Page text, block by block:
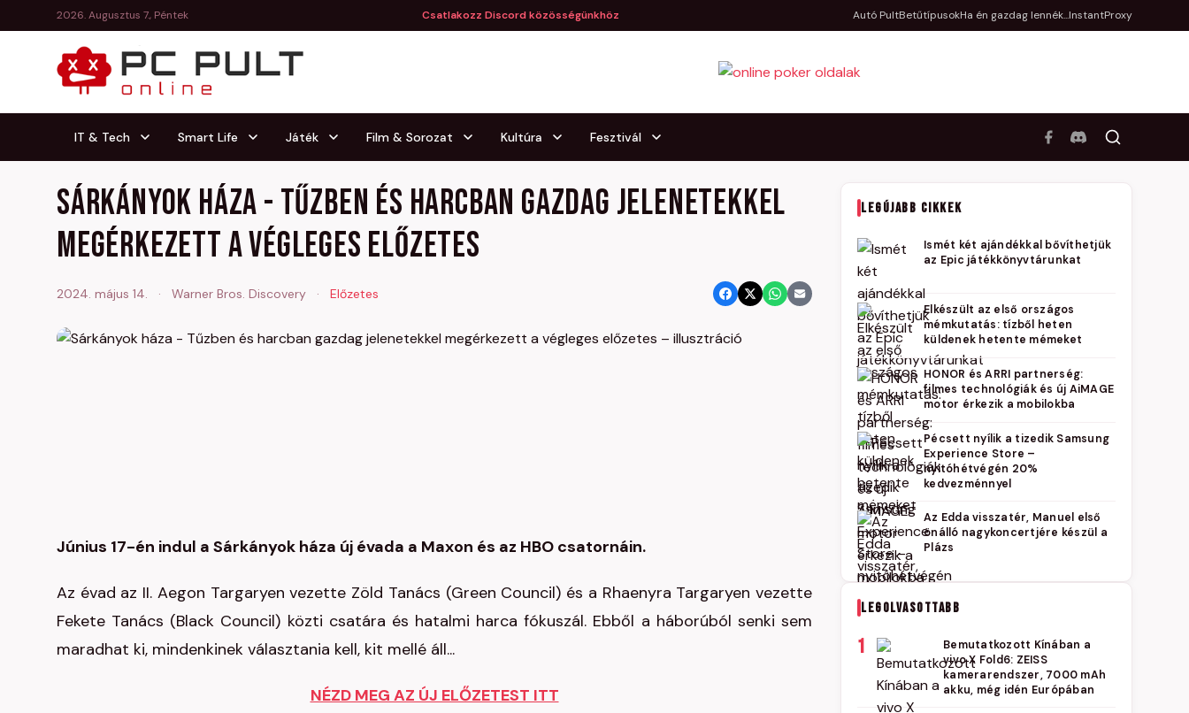
2026. Augusztus 7., Péntek Csatlakozz Discord közösségünkhöz Autó PultBetűtípusokHa én gazdag lennék...InstantProxy
IT & Tech Smart Life Játék Film & Sorozat Kultúra Fesztivál
Sárkányok háza - Tűzben és harcban gazdag jelenetekkel
megérkezett a végleges előzetes
2024. május 14. · Warner Bros. Discovery · Előzetes
Június 17-én indul a Sárkányok háza új évada a Maxon és az HBO csatornáin.
Az évad az II. Aegon Targaryen vezette Zöld Tanács (Green Council) és a Rhaenyra Targaryen vezette
Fekete Tanács (Black Council) közti csatára és hatalmi harca fókuszál. Ebből a háborúból senki sem
maradhat ki, mindenkinek választania kell, kit mellé áll...
NÉZD MEG AZ ÚJ ELŐZETEST ITT
LEGÚJABB CIKKEK
Ismét két ajándékkal bővíthetjük
az Epic játékkönyvtárunkat
Elkészült az első országos
mémkutatás: tízből heten
küldenek hetente mémeket
HONOR és ARRI partnerség:
filmes technológiák és új AiMAGE
motor érkezik a mobilokba
Pécsett nyílik a tizedik Samsung
Experience Store –
nyitóhétvégén 20%
kedvezménnyel
Az Edda visszatér, Manuel első
önálló nagykoncertjére készül a
Plázs
LEGOLVASOTTABB
1
Bemutatkozott Kínában a
vivo X Fold6: ZEISS
kamerarendszer, 7000 mAh
akku, még idén Európában